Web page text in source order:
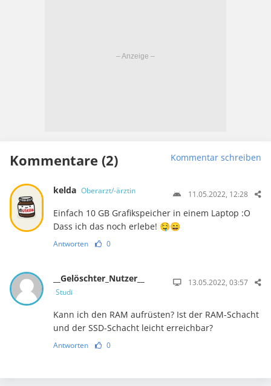
Kommentare (2) Kommentar schreiben
kelda Oberarzt/-ärztin 11.05.2022, 12:28
Einfach 10 GB Grafikspeicher in einem Laptop :O
Dass ich das noch erlebe! 🤤😄
Antworten 0
__Gelöschter_Nutzer__
Studi
13.05.2022, 03:57
Kann ich den RAM aufrüsten? Ist der RAM-Schacht
und der SSD-Schacht leicht erreichbar?
Antworten 0